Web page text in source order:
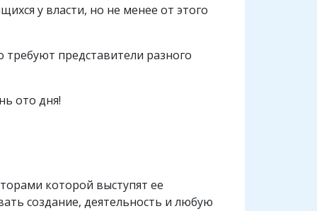
у власти, но не менее от этого
представители разного
ото дня!
которой выступят ее
создание, деятельность и любую